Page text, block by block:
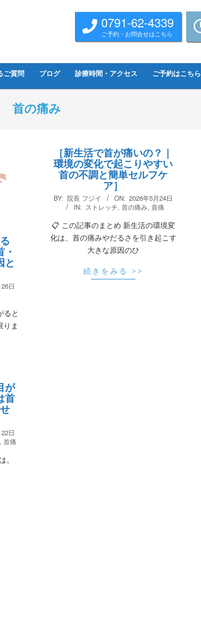
0791-62-4339
ご予約・お問合せはこちら
ご質問 ブログ 診療時間・アクセス ご予約はこちら
首の痛み
と
日
ると
りま
［新生活で首が痛いの？｜
環境の変化で起こりやすい
首の不調と簡単セルフケ
ア］
2026-
BY: 院長 フジイ ON: 2026年5月24日
IN: ストレッチ, 首の痛み, 首痛
📋 この記事のまとめ 新生活の環境変
化は、首の痛みやだるさを引き起こす
大きな原因のひ
続きをみる >>
が
首
日
,首痛
。